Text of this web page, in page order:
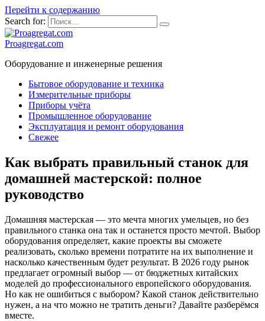
Перейти к содержанию
Search for:
Proagregat.com
Оборудование и инженерные решения
Бытовое оборудование и техника
Измерительные приборы
Приборы учёта
Промышленное оборудование
Эксплуатация и ремонт оборудования
Свежее
Как выбрать правильный станок для
домашней мастерской: полное
руководство
Домашняя мастерская — это мечта многих умельцев, но без
правильного станка она так и останется просто мечтой. Выбор
оборудования определяет, какие проекты вы сможете
реализовать, сколько времени потратите на их выполнение и
насколько качественным будет результат. В 2026 году рынок
предлагает огромный выбор — от бюджетных китайских
моделей до профессионального европейского оборудования.
Но как не ошибиться с выбором? Какой станок действительно
нужен, а на что можно не тратить деньги? Давайте разберёмся
вместе.